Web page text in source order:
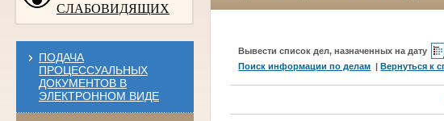
СЛАБОВИДЯЩИХ
ПОДАЧА
ПРОЦЕССУАЛЬНЫХ
ДОКУМЕНТОВ В
ЭЛЕКТРОННОМ ВИДЕ
Вывести список дел, назначенных на дату
Поиск информации по делам |Вернуться к